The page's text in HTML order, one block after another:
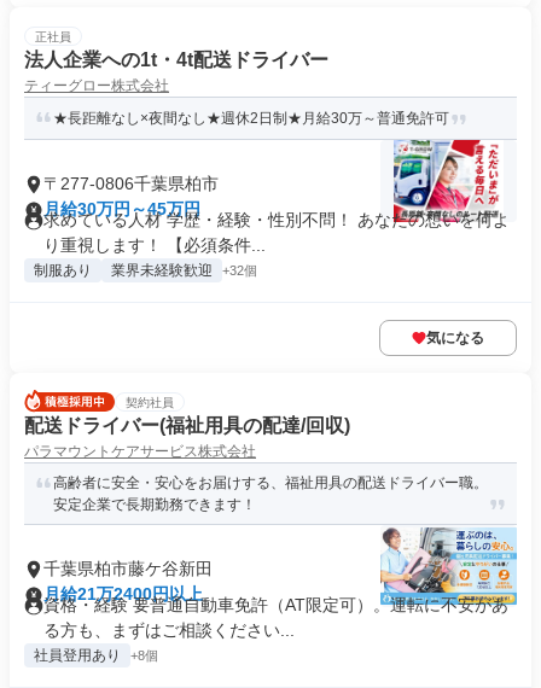
正社員
法人企業への1t・4t配送ドライバー
ティーグロー株式会社
★長距離なし×夜間なし★週休2日制★月給30万～普通免許可
〒277-0806千葉県柏市
月給30万円～45万円
求めている人材 学歴・経験・性別不問！ あなたの想いを何よ
り重視します！ 【必須条件...
制服あり 業界未経験歓迎 +32個
気になる
契約社員
配送ドライバー(福祉用具の配達/回収)
パラマウントケアサービス株式会社
高齢者に安全・安心をお届けする、福祉用具の配送ドライバー職。
安定企業で長期勤務できます！
千葉県柏市藤ケ谷新田
月給21万2400円以上
資格・経験 要普通自動車免許（AT限定可）。運転に不安があ
る方も、まずはご相談ください...
社員登用あり +8個